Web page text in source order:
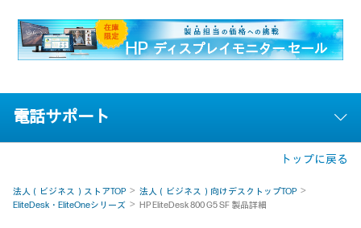
電話サポート
トップに戻る
法人（ビジネス）ストアTOP
法人（ビジネス）向けデスクトップTOP
EliteDesk・EliteOneシリーズ
HP EliteDesk 800 G5 SF 製品詳細